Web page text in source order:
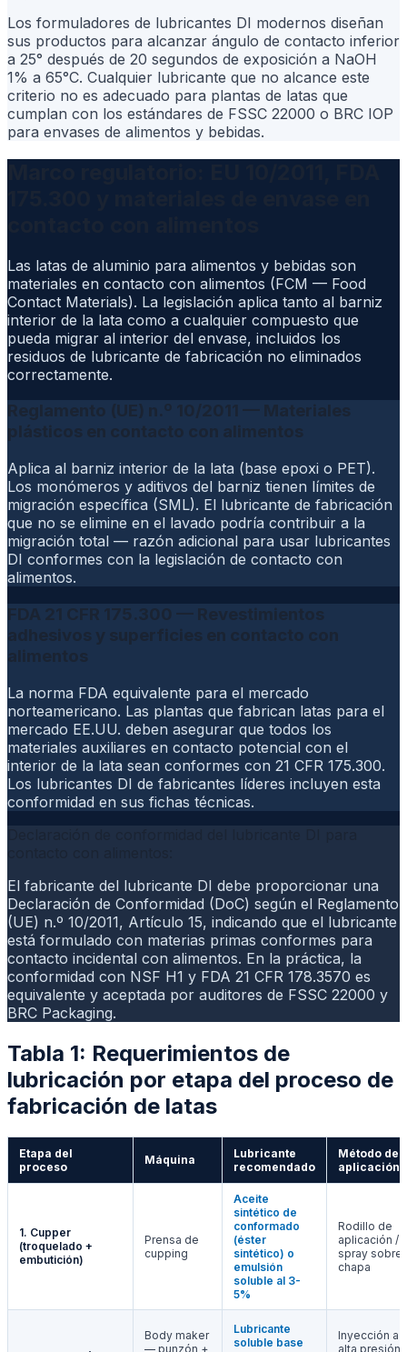
Los formuladores de lubricantes DI modernos diseñan
sus productos para alcanzar ángulo de contacto inferior
a 25° después de 20 segundos de exposición a NaOH
1% a 65°C. Cualquier lubricante que no alcance este
criterio no es adecuado para plantas de latas que
cumplan con los estándares de FSSC 22000 o BRC IOP
para envases de alimentos y bebidas.
Las latas de aluminio para alimentos y bebidas son
materiales en contacto con alimentos (FCM — Food
Contact Materials). La legislación aplica tanto al barniz
interior de la lata como a cualquier compuesto que
pueda migrar al interior del envase, incluidos los
residuos de lubricante de fabricación no eliminados
correctamente.
Reglamento (UE) n.º 10/2011 — Materiales
plásticos en contacto con alimentos
Aplica al barniz interior de la lata (base epoxi o PET).
Los monómeros y aditivos del barniz tienen límites de
migración específica (SML). El lubricante de fabricación
que no se elimine en el lavado podría contribuir a la
migración total — razón adicional para usar lubricantes
DI conformes con la legislación de contacto con
alimentos.
FDA 21 CFR 175.300 — Revestimientos
adhesivos y superficies en contacto con
alimentos
La norma FDA equivalente para el mercado
norteamericano. Las plantas que fabrican latas para el
mercado EE.UU. deben asegurar que todos los
materiales auxiliares en contacto potencial con el
interior de la lata sean conformes con 21 CFR 175.300.
Los lubricantes DI de fabricantes líderes incluyen esta
conformidad en sus fichas técnicas.
El fabricante del lubricante DI debe proporcionar una
Declaración de Conformidad (DoC) según el Reglamento
(UE) n.º 10/2011, Artículo 15, indicando que el lubricante
está formulado con materias primas conformes para
contacto incidental con alimentos. En la práctica, la
conformidad con NSF H1 y FDA 21 CFR 178.3570 es
equivalente y aceptada por auditores de FSSC 22000 y
BRC Packaging.
Tabla 1: Requerimientos de
lubricación por etapa del proceso de
fabricación de latas
Etapa del
proceso
Máquina
Lubricante
recomendado
Método de
aplicación
1. Cupper
(troquelado +
embutición)
Prensa de
cupping
Aceite
sintético de
conformado
(éster
sintético) o
emulsión
soluble al 3-
5%
Rodillo de
aplicación /
spray sobre
chapa
Body maker
— punzón +
Lubricante
soluble base
Inyección a
alta presión